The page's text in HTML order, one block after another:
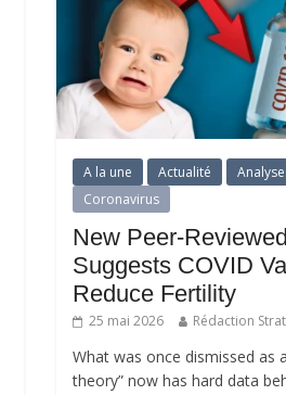
A la une Actualité
Coronavirus
New Peer-
Suggests COVID
Reduce Fertility
25 mai 2026 Rédaction
What was once dismissed as
theory” now has hard data